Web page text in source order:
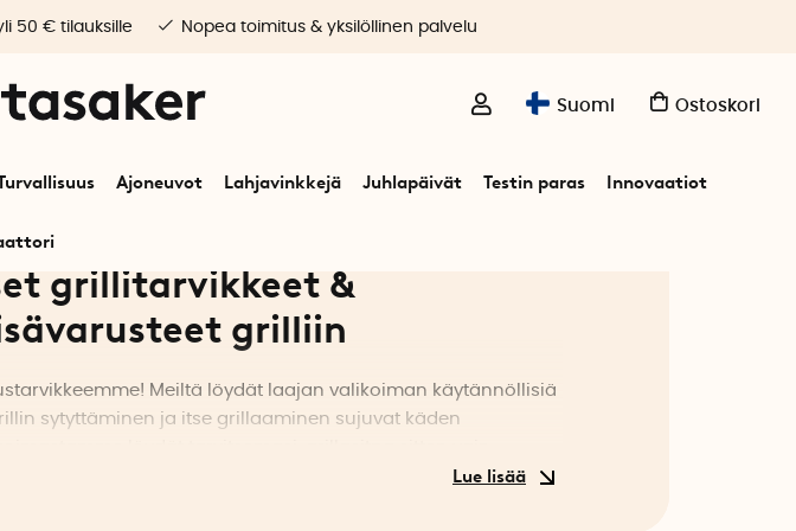
Suomi Ostoskori
Ajoneuvot Lahjavinkkejä Juhlapäivät Testin paras Innovaatiot
50 € tilauksille Nopea toimitus & yksilöllinen palvelu
grillitarvikkeet &
grilliin
Meiltä löydät laajan valikoiman käytännöllisiä
sytyttäminen ja itse grillaaminen sujuvat käden